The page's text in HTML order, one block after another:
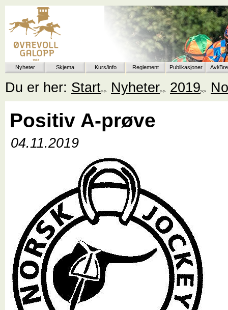
Nyheter Skjema Kurs/info Reglement Publikasjoner Avl/
Du er her: Start Nyheter 2019
Positiv A-prøve
04.11.2019